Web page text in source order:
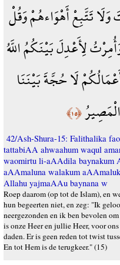
تَتَّبِعْ أَهْوَاءهُمْ وَقُلْ
لِأَعْدِلَ بَيْنَكُمُ اللَّهُ
لَا حُجَّةَ بَيْنَنَا
﴿١٥﴾
42/Ash-Shura-15: Falithalika
tattabiAA ahwaahum waqul
waomirtu li-aAAdila baynakum
aAAmaluna walakum
Allahu yajmaAAu baynana w
Roep daarom (op tot de Islam), en
hun begeerten niet, en zeg: "Ik
neergezonden en ik ben bevolen
is onze Heer en jullie Heer, voor
daden. Er is geen reden tot twist
En tot Hem is de terugkeer." (15)